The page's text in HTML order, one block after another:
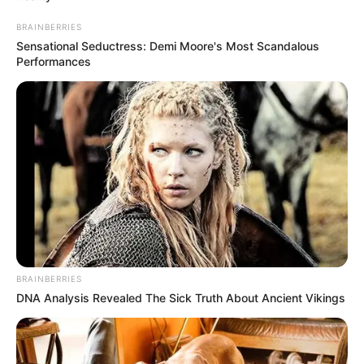
Warna favoritnya adalah merah dan biru.
Tujuan liburan favoritnya adalah Italia dan Prancis.
Baca juga:Biodata, Profil, dan Fakta Katharina Mazepa
Film
Hardcore Henry(2015), sebagai Gadis di Saudara Laki-Laki
Quotes
FAQ
Siapa Helga Lovekaty?
Dia adalah model, aktris dan selebgram kelahiran Khabarovsk,
Rusia.
BRAINBERRIES
Sensational Seductress: Demi Moore's Most Scandalous
Performances
BRAINBERRIES
DNA Analysis Revealed The Sick Truth About Ancient Vikings